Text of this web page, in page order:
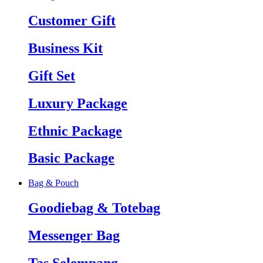
Customer Gift
Business Kit
Gift Set
Luxury Package
Ethnic Package
Basic Package
Bag & Pouch
Goodiebag & Totebag
Messenger Bag